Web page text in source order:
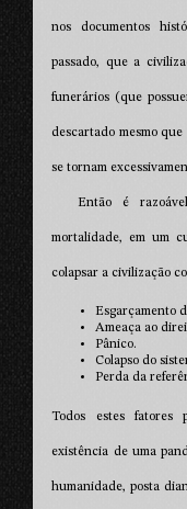
nos documentos
passado, que a
funerários (que
descartado mesmo
se tornam
Então é
mortalidade, em um
colapsar a civilização
Esgarçamento
Ameaça ao
Pânico.
Colapso do
Perda da
Todos estes fatores
existência de uma
humanidade, posta